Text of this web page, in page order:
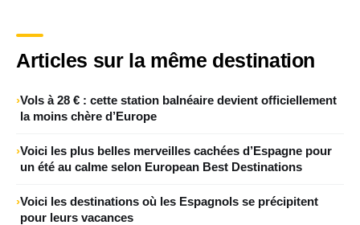
Articles sur la même destination
Vols à 28 € : cette station balnéaire devient officiellement
la moins chère d’Europe
Voici les plus belles merveilles cachées d’Espagne pour
un été au calme selon European Best Destinations
Voici les destinations où les Espagnols se précipitent
pour leurs vacances